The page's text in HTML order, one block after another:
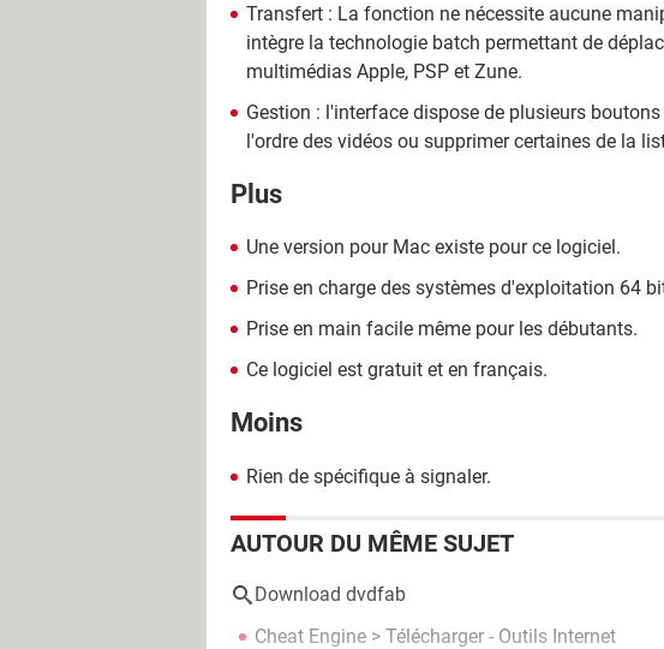
Transfert : La fonction ne nécessite aucune
intègre la technologie batch permettant de
multimédias Apple, PSP et Zune.
Gestion : l'interface dispose de plusieurs
l'ordre des vidéos ou supprimer certaines de la
Plus
Une version pour Mac existe pour ce logiciel.
Prise en charge des systèmes d'exploitation 64
Prise en main facile même pour les débutants.
Ce logiciel est gratuit et en français.
Moins
Rien de spécifique à signaler.
AUTOUR DU MÊME SUJET
Download dvdfab
Cheat Engine > Télécharger - Outils Internet